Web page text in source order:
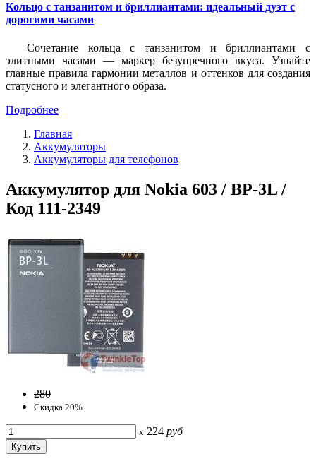
Кольцо с танзанитом и бриллиантами: идеальный дуэт с
дорогими часами
Сочетание кольца с танзанитом и бриллиантами с
элитными часами — маркер безупречного вкуса. Узнайте
главные правила гармонии металлов и оттенков для создания
статусного и элегантного образа.
Подробнее
Главная
Аккумуляторы
Аккумуляторы для телефонов
Аккумулятор для Nokia 603 / BP-3L /
Код 111-2349
280
Скидка 20%
x 224 руб